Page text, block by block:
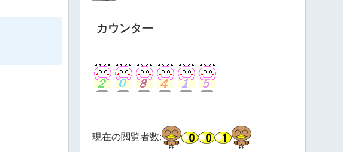
カウンター
現在の閲覧者数: